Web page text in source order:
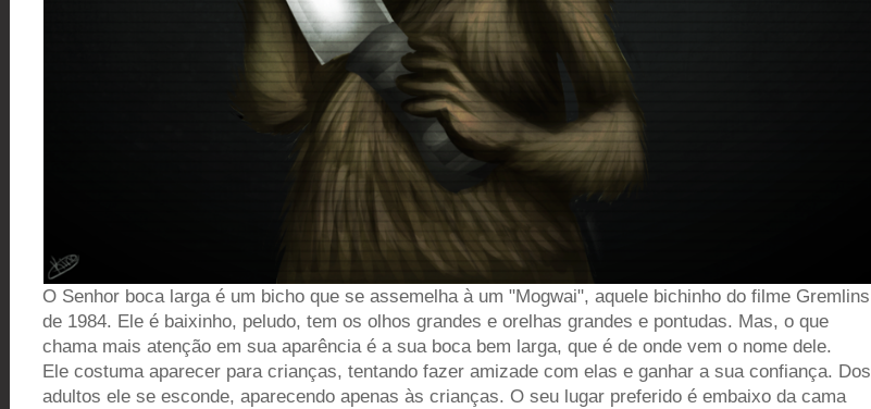
O Senhor boca larga é um bicho que se assemelha à um "Mogwai", aquele bichinho do filme Gremlins
de 1984. Ele é baixinho, peludo, tem os olhos grandes e orelhas grandes e pontudas. Mas, o que
chama mais atenção em sua aparência é a sua boca bem larga, que é de onde vem o nome dele.
Ele costuma aparecer para crianças, tentando fazer amizade com elas e ganhar a sua confiança. Dos
adultos ele se esconde, aparecendo apenas às crianças. O seu lugar preferido é embaixo da cama